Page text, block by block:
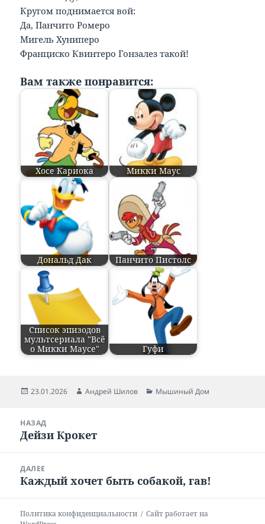
Кругом поднимается вой:
Да, Панчито Ромеро
Мигель Хуниперо
Франциско Квинтеро Гонзалез такой!
Вам также понравится:
Хосе Кариока Микки Маус
Дональд Дак Панчито Пистолс
Список эпизодов
мультсериала "Всё
о Микки Маусе"
Гуфи
Опубликовано
23.01.2026 Автор
Андрей Шилов Рубрики
Мышиный Дом
записям
НАЗАД
Предыдущая
Дейзи Крокет
ДАЛЕЕ
Следующая
Каждый хочет быть собакой, гав!
Политика конфиденциальности
Сайт работает на